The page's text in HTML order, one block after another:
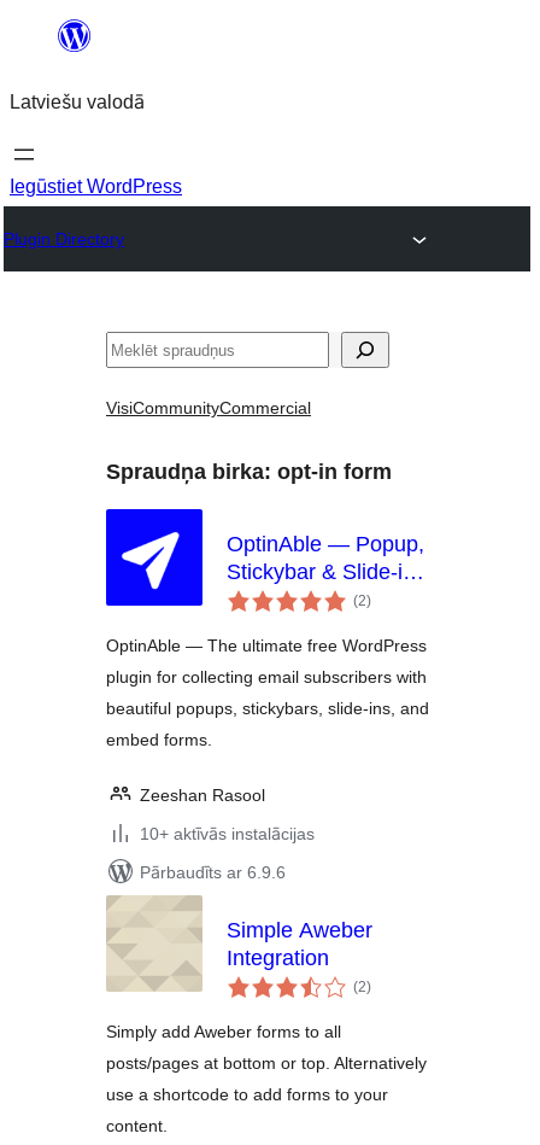
Pāriet
saturu
Latviešu valodā
Iegūstiet WordPress
Plugin Directory
Meklēt
VisiCommunityCommercial
Spraudņa birka: opt-in form
OptinAble — Popup,
Stickybar & Slide-in
Lead Generation
(2vērtējumu
kopsumma
)
OptinAble — The ultimate free WordPress
plugin for collecting email subscribers with
beautiful popups, stickybars, slide-ins, and
embed forms.
Zeeshan Rasool
10+ aktīvās instalācijas
Pārbaudīts ar 6.9.6
Simple Aweber
Integration
(2vērtējumu
kopsumma
)
Simply add Aweber forms to all
posts/pages at bottom or top. Alternatively
use a shortcode to add forms to your
content.